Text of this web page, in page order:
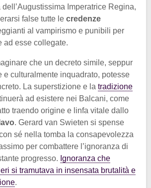
dell’Augustissima Imperatrice Regina,
false tutte le credenze
al vampirismo e punibili per
ad esse collegate.
che un decreto simile, seppur
e culturalmente inquadrato, potesse
La superstizione e la tradizione
ad esistere nei Balcani, come
traendo origine e linfa vitale dallo
. Gerard van Swieten si spense
sé nella tomba la consapevolezza
per combattere l’ignoranza di
progresso. Ignoranza che
si tramutava in insensata brutalità e
.